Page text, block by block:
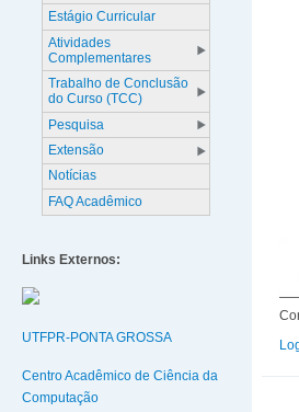
Estágio Curricular
Atividades
Complementares
Trabalho de Conclusão
do Curso (TCC)
Pesquisa
Extensão
Notícias
FAQ Acadêmico
Links Externos:
UTFPR-PONTA GROSSA
Centro Acadêmico de Ciência da
Computação